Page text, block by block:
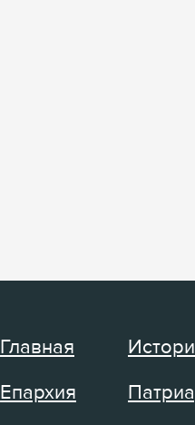
Главная
Епархия